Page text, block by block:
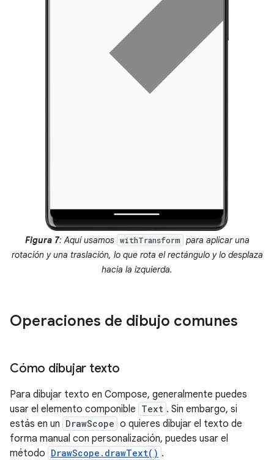
Figura 7: Aquí usamos withTransform para aplicar una
rotación y una traslación, lo que rota el rectángulo y lo desplaza
hacia la izquierda.
Operaciones de dibujo comunes
Cómo dibujar texto
Para dibujar texto en Compose, generalmente puedes
usar el elemento componible Text . Sin embargo, si
estás en un DrawScope o quieres dibujar el texto de
forma manual con personalización, puedes usar el
método DrawScope.drawText() .